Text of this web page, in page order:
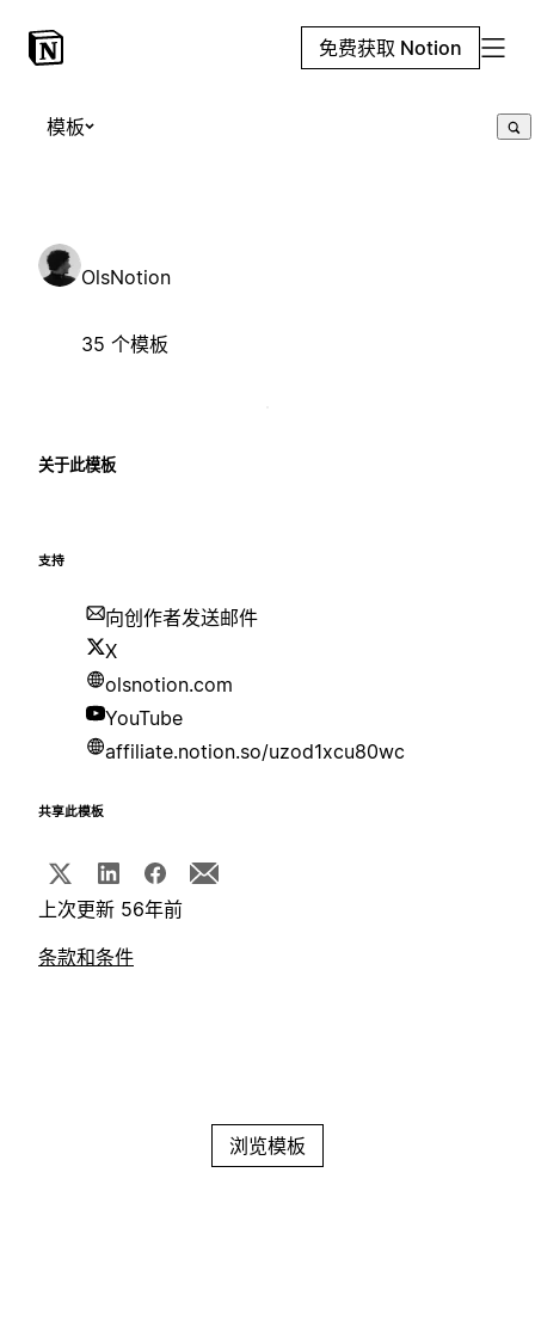
免费获取 Notion
模板
OlsNotion
35 个模板
关于此模板
支持
向创作者发送邮件
X
olsnotion.com
YouTube
affiliate.notion.so/uzod1xcu80wc
共享此模板
上次更新 56年前
条款和条件
浏览模板